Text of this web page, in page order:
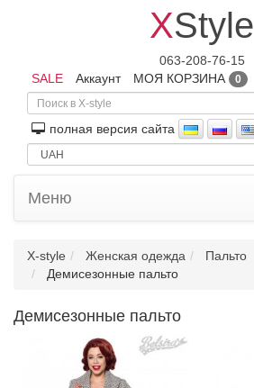
XStyle
063-208-76-15
SALE
Аккаунт МОЯ КОРЗИНА 0
полная версия сайта
Меню
X-style Женская одежда
Пальто
Демисезонные пальто
Демисезонные пальто